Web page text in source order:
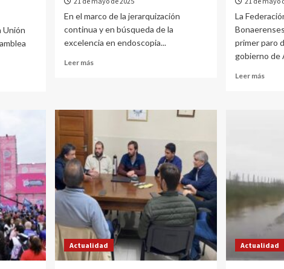
Unión
En el marco de la jerarquización
continua y en búsqueda de la
excelencia en endoscopia...
Leer más
La
primer paro
gobierno de
Leer más
Actualidad Actualidad